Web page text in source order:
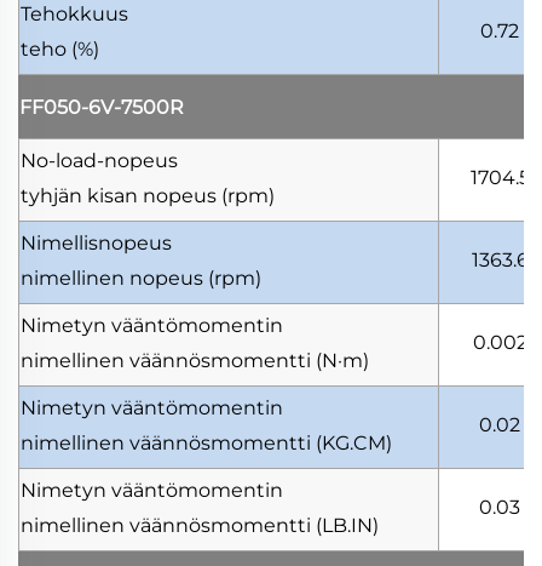
Tehokkuus
teho (%)
0.72
FF050-6V-7500R
No-load-nopeus
tyhjän kisan nopeus (rpm)
1704.5
Nimellisnopeus
nimellinen nopeus (rpm)
1363.6
Nimetyn vääntömomentin
nimellinen väännösmomentti (N·m)
0.002
Nimetyn vääntömomentin
nimellinen väännösmomentti (KG.CM)
0.02
Nimetyn vääntömomentin
nimellinen väännösmomentti (LB.IN)
0.03